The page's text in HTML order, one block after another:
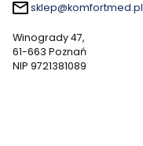
sklep@komfortmed.pl
Winogrady 47,
61-663 Poznań
NIP 9721381089